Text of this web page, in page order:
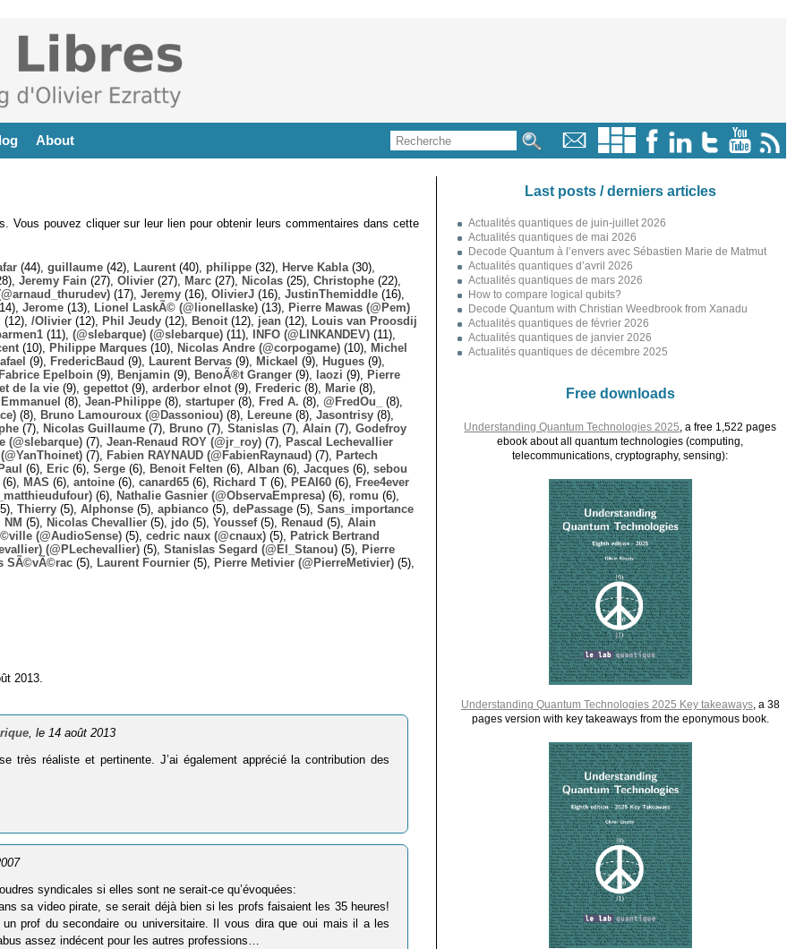
About
Vous pouvez cliquer sur leur lien pour obtenir leurs commentaires dans cette
(44), guillaume (42), Laurent (40), philippe (32), Herve Kabla (30),
Jeremy Fain (27), Olivier (27), Marc (27), Nicolas (25), Christophe (22),
(17), Jeremy (16), OlivierJ (16), JustinThemiddle (16),
Jerome (13), Lionel LaskÃ© (@lionellaske) (13),
Pierre Mawas (@Pem)
(12), /Olivier (12), Phil Jeudy (12), Benoit (12), jean (12),
Louis van Proosdij
(11), (@slebarque) (@slebarque) (11), INFO (@LINKANDEV) (11),
(10), Philippe Marques (10), Nicolas Andre (@corpogame) (10),
Michel
(9), FredericBaud (9), Laurent Bervas (9), Mickael (9), Hugues (9),
Fabrice Epelboin (9), Benjamin (9), BenoÃ®t Granger (9), laozi (9),
Pierre
de la vie (9), gepettot (9), arderbor elnot (9), Frederic (8), Marie (8),
Emmanuel (8), Jean-Philippe (8), startuper (8), Fred A. (8), @FredOu_
(8),
(8), Bruno Lamouroux (@Dassoniou) (8), Lereune (8), Jasontrisy (8),
(7), Nicolas Guillaume (7), Bruno (7), Stanislas (7), Alain (7), Godefroy
(@slebarque) (7), Jean-Renaud ROY (@jr_roy) (7),
Pascal Lechevallier
(7), Fabien RAYNAUD (@FabienRaynaud) (7),
Partech
Paul (6), Eric (6), Serge (6), Benoit Felten (6), Alban (6), Jacques (6), sebou
(6), MAS (6), antoine (6), canard65 (6), Richard T (6), PEAI60 (6),
Free4ever
(6), Nathalie Gasnier (@ObservaEmpresa) (6), romu (6),
Thierry (5), Alphonse (5), apbianco (5), dePassage (5), Sans_importance
NM (5), Nicolas Chevallier (5), jdo (5), Youssef(5), Renaud (5), Alain
(@AudioSense) (5), cedric naux (@cnaux) (5),
Patrick Bertrand
(@PLechevallier) (5), Stanislas Segard (@El_Stanou) (5),
Pierre
SÃ©vÃ©rac (5), Laurent Fournier (5), Pierre Metivier (@PierreMetivier) (5),
2013.
, le 14 août 2013
réaliste et pertinente. J’ai également apprécié la contribution des
syndicales si elles sont ne serait-ce qu’évoquées:
sa video pirate, se serait déjà bien si les profs faisaient les 35 heures!
prof du secondaire ou universitaire. Il vous dira que oui mais il a les
assez indécent pour les autres professions…
Last posts / derniers articles
Actualités quantiques de juin-juillet 2026
Actualités quantiques de mai 2026
Decode Quantum à l’envers avec Sébastien Marie de Matmut
Actualités quantiques d’avril 2026
Actualités quantiques de mars 2026
How to compare logical qubits?
Decode Quantum with Christian Weedbrook from Xanadu
Actualités quantiques de février 2026
Actualités quantiques de janvier 2026
Actualités quantiques de décembre 2025
Free downloads
Understanding Quantum Technologies 2025 , a free 1,522 pages
ebook about all quantum technologies (computing,
telecommunications, cryptography, sensing):
Understanding Quantum Technologies 2025 Key takeaways, a 38
pages version with key takeaways from the eponymous book.